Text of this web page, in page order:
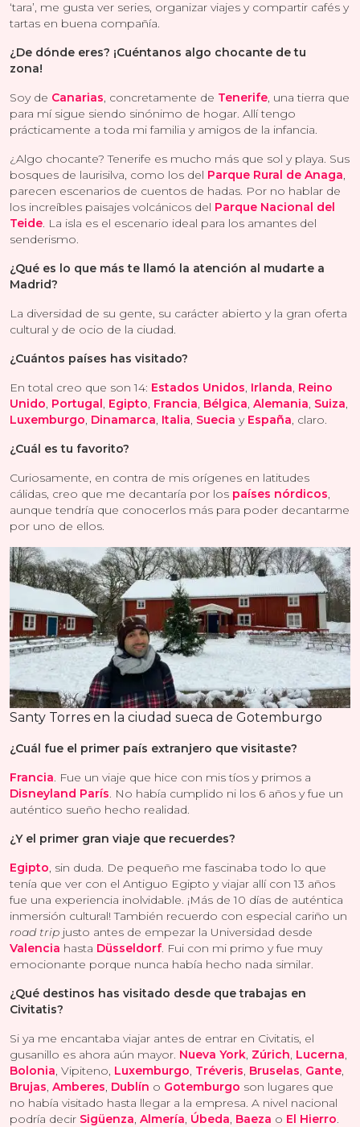
‘tara’, me gusta ver series, organizar viajes y compartir cafés y
tartas en buena compañía.
¿De dónde eres? ¡Cuéntanos algo chocante de tu
zona!
Soy de Canarias, concretamente de Tenerife, una tierra que
para mí sigue siendo sinónimo de hogar. Allí tengo
prácticamente a toda mi familia y amigos de la infancia.
¿Algo chocante? Tenerife es mucho más que sol y playa. Sus
bosques de laurisilva, como los del Parque Rural de Anaga,
parecen escenarios de cuentos de hadas. Por no hablar de
los increíbles paisajes volcánicos del Parque Nacional del
Teide. La isla es el escenario ideal para los amantes del
senderismo.
¿Qué es lo que más te llamó la atención al mudarte a
Madrid?
La diversidad de su gente, su carácter abierto y la gran oferta
cultural y de ocio de la ciudad.
¿Cuántos países has visitado?
En total creo que son 14: Estados Unidos, Irlanda, Reino
Unido, Portugal, Egipto, Francia, Bélgica, Alemania, Suiza,
Luxemburgo, Dinamarca, Italia, Suecia y España, claro.
¿Cuál es tu favorito?
Curiosamente, en contra de mis orígenes en latitudes
cálidas, creo que me decantaría por los países nórdicos,
aunque tendría que conocerlos más para poder decantarme
por uno de ellos.
Santy Torres en la ciudad sueca de Gotemburgo
¿Cuál fue el primer país extranjero que visitaste?
Francia. Fue un viaje que hice con mis tíos y primos a
Disneyland París. No había cumplido ni los 6 años y fue un
auténtico sueño hecho realidad.
¿Y el primer gran viaje que recuerdes?
Egipto, sin duda. De pequeño me fascinaba todo lo que
tenía que ver con el Antiguo Egipto y viajar allí con 13 años
fue una experiencia inolvidable. ¡Más de 10 días de auténtica
inmersión cultural! También recuerdo con especial cariño un
road trip justo antes de empezar la Universidad desde
Valencia hasta Düsseldorf. Fui con mi primo y fue muy
emocionante porque nunca había hecho nada similar.
¿Qué destinos has visitado desde que trabajas en
Civitatis?
Si ya me encantaba viajar antes de entrar en Civitatis, el
gusanillo es ahora aún mayor. Nueva York, Zúrich, Lucerna,
Bolonia, Vipiteno, Luxemburgo, Tréveris, Bruselas, Gante,
Brujas, Amberes, Dublín o Gotemburgo son lugares que
no había visitado hasta llegar a la empresa. A nivel nacional
podría decir Sigüenza, Almería, Úbeda, Baeza o El Hierro.